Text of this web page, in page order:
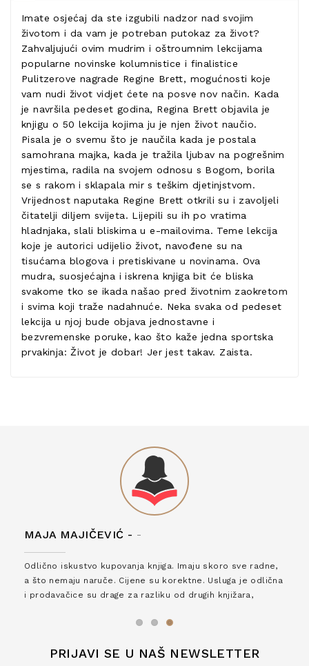
Imate osjećaj da ste izgubili nadzor nad svojim
životom i da vam je potreban putokaz za život?
Zahvaljujući ovim mudrim i oštroumnim lekcijama
popularne novinske kolumnistice i finalistice
Pulitzerove nagrade Regine Brett, mogućnosti koje
vam nudi život vidjet ćete na posve nov način. Kada
je navršila pedeset godina, Regina Brett objavila je
knjigu o 50 lekcija kojima ju je njen život naučio.
Pisala je o svemu što je naučila kada je postala
samohrana majka, kada je tražila ljubav na pogrešnim
mjestima, radila na svojem odnosu s Bogom, borila
se s rakom i sklapala mir s teškim djetinjstvom.
Vrijednost naputaka Regine Brett otkrili su i zavoljeli
čitatelji diljem svijeta. Lijepili su ih po vratima
hladnjaka, slali bliskima u e-mailovima. Teme lekcija
koje je autorici udijelio život, navođene su na
tisućama blogova i pretiskivane u novinama. Ova
mudra, suosjećajna i iskrena knjiga bit će bliska
svakome tko se ikada našao pred životnim zaokretom
i svima koji traže nadahnuće. Neka svaka od pedeset
lekcija u njoj bude objava jednostavne i
bezvremenske poruke, kao što kaže jedna sportska
prvakinja: Život je dobar! Jer jest takav. Zaista.
MAJA MAJIČEVIĆ - -
Odlično iskustvo kupovanja knjiga. Imaju skoro sve radne,
a što nemaju naruče. Cijene su korektne. Usluga je odlična
i prodavačice su drage za razliku od drugih knjižara,
PRIJAVI SE U NAŠ NEWSLETTER